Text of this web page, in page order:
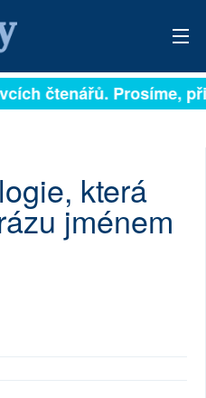
čtenářů. Prosíme,
která
jménem